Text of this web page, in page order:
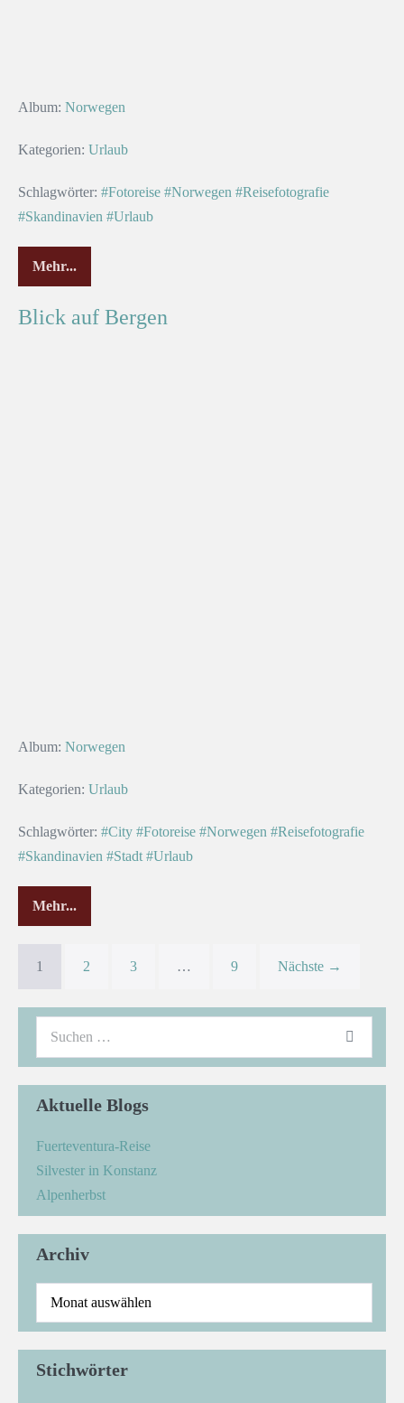
Album: Norwegen
Kategorien: Urlaub
Schlagwörter: #Fotoreise #Norwegen #Reisefotografie
#Skandinavien #Urlaub
Mehr...
Blick auf Bergen
Album: Norwegen
Kategorien: Urlaub
Schlagwörter: #City #Fotoreise #Norwegen #Reisefotografie
#Skandinavien #Stadt #Urlaub
Mehr...
1 2 3 … 9 Nächste →
Aktuelle Blogs
Fuerteventura-Reise
Silvester in Konstanz
Alpenherbst
Archiv
Stichwörter